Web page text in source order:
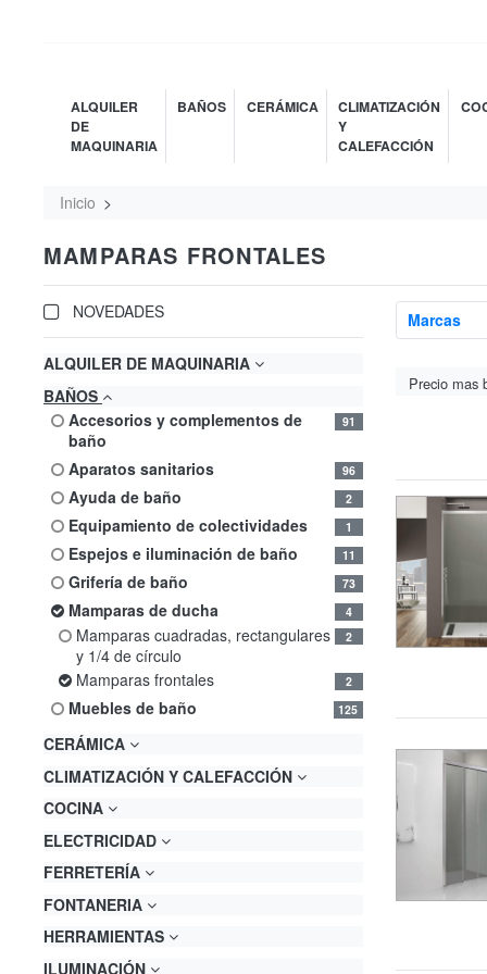
ALQUILER
DE
MAQUINARIA
BAÑOS CERÁMICA
CLIMATIZACIÓN
Y
CALEFACCIÓN
Inicio
MAMPARAS FRONTALES
NOVEDADES
ALQUILER DE MAQUINARIA
BAÑOS
accesorios y complementos de
baño
91
aparatos sanitarios 96
ayuda de baño 2
equipamiento de colectividades 1
espejos e iluminación de baño 11
grifería de baño 73
mamparas de ducha 4
mamparas cuadradas, rectangulares
y 1/4 de círculo
2
mamparas frontales 2
muebles de baño 125
CERÁMICA
CLIMATIZACIÓN Y CALEFACCIÓN
COCINA
ELECTRICIDAD
FERRETERÍA
FONTANERIA
HERRAMIENTAS
ILUMINACIÓN
Marcas